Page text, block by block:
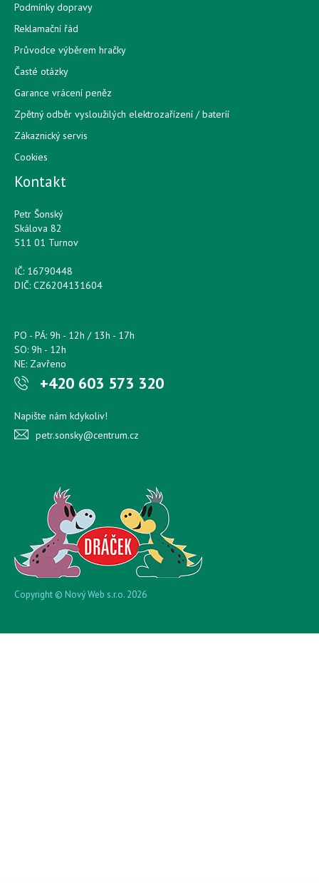
Podmínky dopravy
Reklamační řád
Průvodce výběrem hračky
Časté otázky
Garance vrácení peněz
Zpětný odběr vysloužilých elektrozařízení / bateríí
Zákaznický servis
Cookies
Kontakt
Petr Šonský
Skálova 82
511 01 Turnov
IČ: 16790448
DIČ: CZ6204131604
PO - PÁ: 9h - 12h / 13h - 17h
SO: 9h - 12h
NE: Zavřeno
+420 603 573 320
Napište nám kdykoliv!
petr.sonsky@centrum.cz
Copyright © Nový Web s.r.o. 2026